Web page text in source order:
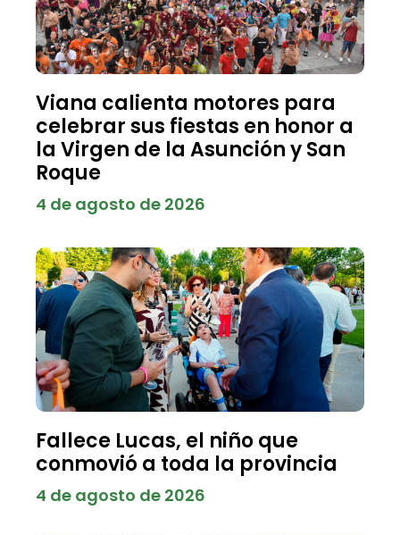
Viana calienta motores para
celebrar sus fiestas en honor a
la Virgen de la Asunción y San
Roque
4 de agosto de 2026
Fallece Lucas, el niño que
conmovió a toda la provincia
4 de agosto de 2026